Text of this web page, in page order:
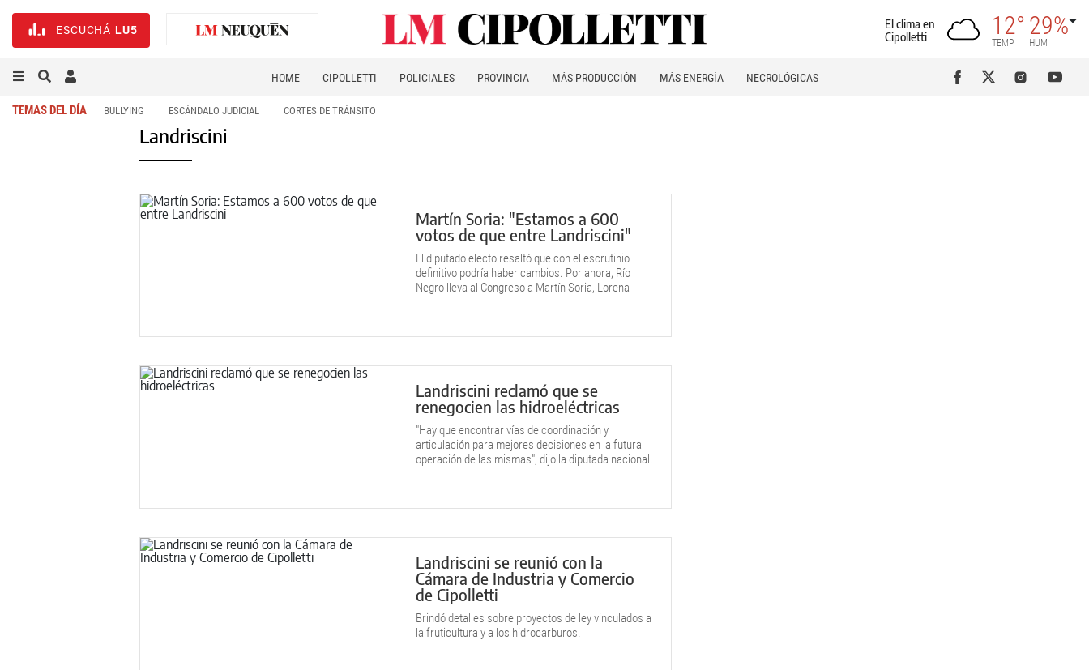
ESCUCHÁ LU5
El clima en
Cipolletti
12°
TEMP
29%
HUM
HOME CIPOLLETTI POLICIALES PROVINCIA MÁS PRODUCCIÓN MÁS ENERGÍA NECROLÓGICAS
TEMAS DEL DÍA BULLYING ESCÁNDALO JUDICIAL CORTES DE TRÁNSITO
Landriscini
Martín Soria: "Estamos a 600
votos de que entre Landriscini"
El diputado electo resaltó que con el escrutinio
definitivo podría haber cambios. Por ahora, Río
Negro lleva al Congreso a Martín Soria, Lorena
Landriscini reclamó que se
renegocien las hidroeléctricas
"Hay que encontrar vías de coordinación y
articulación para mejores decisiones en la futura
operación de las mismas", dijo la diputada nacional.
Landriscini se reunió con la
Cámara de Industria y Comercio
de Cipolletti
Brindó detalles sobre proyectos de ley vinculados a
la fruticultura y a los hidrocarburos.